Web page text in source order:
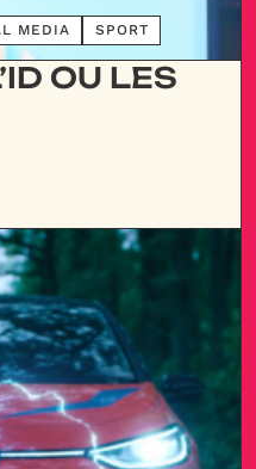
SPORT
MEDIA
OU LES